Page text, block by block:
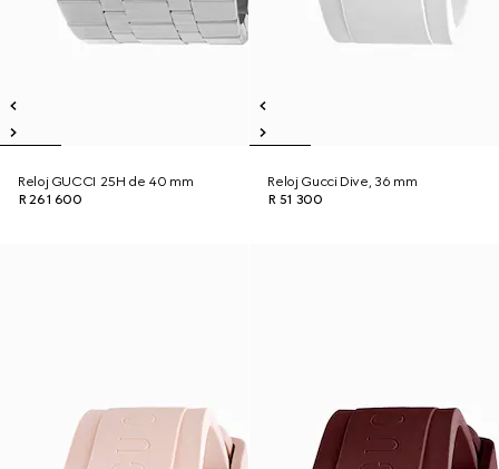
Reloj GUCCI 25H de 40 mm
R 261 600
Reloj Gucci Dive, 36 mm
R 51 300